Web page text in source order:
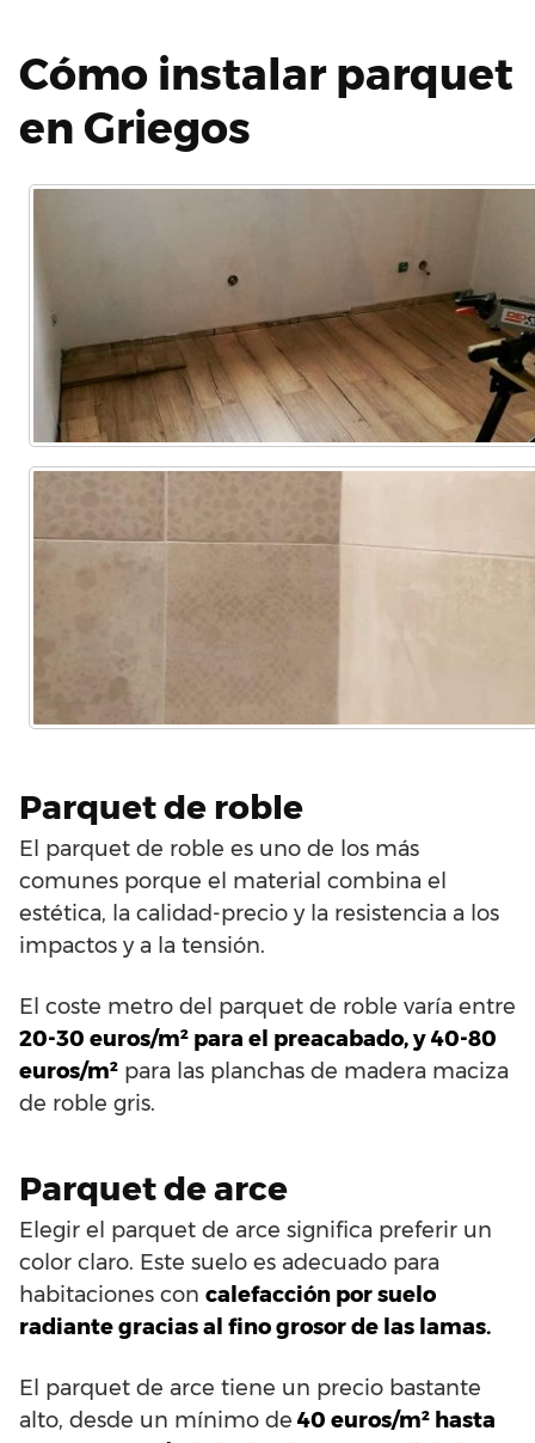
Cómo instalar parquet
en Griegos
Parquet de roble
El parquet de roble es uno de los más
comunes porque el material combina el
estética, la calidad-precio y la resistencia a los
impactos y a la tensión.
El coste metro del parquet de roble varía entre
20-30 euros/m² para el preacabado, y 40-80
euros/m² para las planchas de madera maciza
de roble gris.
Parquet de arce
Elegir el parquet de arce significa preferir un
color claro. Este suelo es adecuado para
habitaciones con calefacción por suelo
radiante gracias al fino grosor de las lamas.
El parquet de arce tiene un precio bastante
alto, desde un mínimo de 40 euros/m² hasta